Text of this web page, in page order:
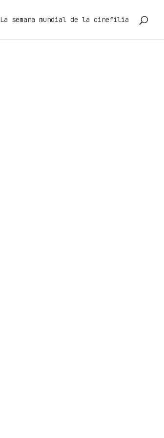
La semana mundial de la cinefilia